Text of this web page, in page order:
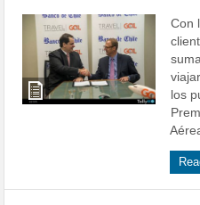
Con
los